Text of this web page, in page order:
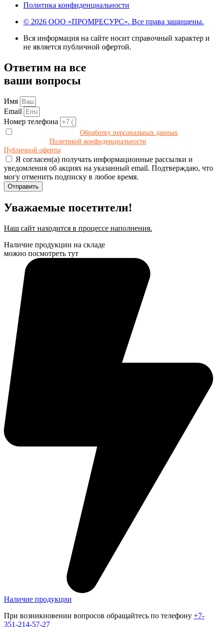
Политика конфиденциальности
© 2026 ООО «ПРОМРЕСУРС». Все права защищены.
Вся информация на сайте носит справочный характер и
не является публичной офертой.
Ответим на все
ваши вопросы
Имя
Email
Номер телефона
Обработку персональных данных
Политикой конфиденциальности
Публичной оферты
Я согласен(а) получать информационные рассылки и
уведомления об акциях на указанный email. Подтверждаю, что
могу отменить подписку в любое время.
Отправить
Уважаемые посетители!
Наш сайт находится в процессе наполнения.
Наличие продукции на складе
можно посмотреть тут
Наличие продукции
При возникновении вопросов обращайтесь по телефону +7-
351-214-57-27